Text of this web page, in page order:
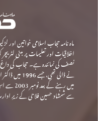
ماہ نامہ حجاب اسلامی خواتین
اخلاقیات اور تعلیمات پر مبنی
نے ڈالی
میں
سے شمشاد حسین فلاحی کے زیرِ